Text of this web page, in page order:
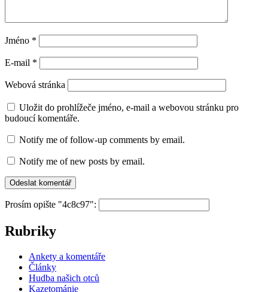
Jméno *
E-mail *
Webová stránka
Uložit do prohlížeče jméno, e-mail a webovou stránku pro
budoucí komentáře.
Notify me of follow-up comments by email.
Notify me of new posts by email.
Prosím opište "4c8c97":
Rubriky
Ankety a komentáře
Články
Hudba našich otců
Kazetománie